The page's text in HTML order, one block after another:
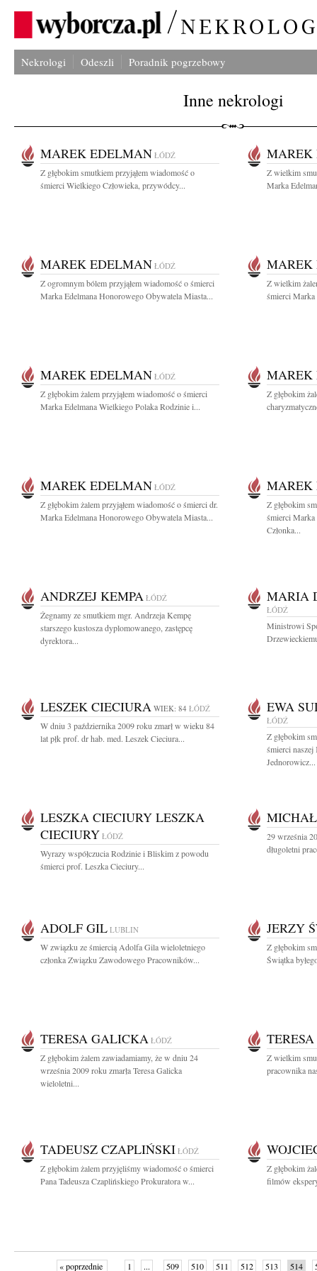
Nekrologi Odeszli Poradnik pogrzebowy
Inne nekrologi
MAREK EDELMAN ŁÓDŹ
Z głębokim smutkiem przyjąłem wiadomość o
śmierci Wielkiego Człowieka, przywódcy...
MAREK
Z wielkim
Marka
MAREK EDELMAN ŁÓDŹ
Z ogromnym bólem przyjąłem wiadomość o śmierci
Marka Edelmana Honorowego Obywatela Miasta...
MAREK
Z wielkim
śmierci Marka
MAREK EDELMAN ŁÓDŹ
Z głębokim żalem przyjąłem wiadomość o śmierci
Marka Edelmana Wielkiego Polaka Rodzinie i...
MAREK
Z głębokim
MAREK EDELMAN ŁÓDŹ
Z głębokim żalem przyjąłem wiadomość o śmierci dr.
Marka Edelmana Honorowego Obywatela Miasta...
MAREK
Z głębokim
śmierci Marka
Członka...
ANDRZEJ KEMPA ŁÓDŹ
Żegnamy ze smutkiem mgr. Andrzeja Kempę
starszego kustosza dyplomowanego, zastępcę
dyrektora...
MARIA
ŁÓDŹ
Ministrowi
LESZEK CIECIURA WIEK: 84 ŁÓDŹ
W dniu 3 października 2009 roku zmarł w wieku 84
lat płk prof. dr hab. med. Leszek Cieciura...
EWA
ŁÓDŹ
Z głębokim
śmierci
Jednorowicz...
LESZKA CIECIURY LESZKA
CIECIURY ŁÓDŹ
Wyrazy współczucia Rodzinie i Bliskim z powodu
śmierci prof. Leszka Cieciury...
29 września
długoletni
ADOLF GIL LUBLIN
W związku ze śmiercią Adolfa Gila wieloletniego
członka Związku Zawodowego Pracowników...
JERZY
Z głębokim
Świątka
TERESA GALICKA ŁÓDŹ
Z głębokim żalem zawiadamiamy, że w dniu 24
września 2009 roku zmarła Teresa Galicka
wieloletni...
Z wielkim
pracownika
TADEUSZ CZAPLIŃSKI ŁÓDŹ
Z głębokim żalem przyjęliśmy wiadomość o śmierci
Pana Tadeusza Czaplińskiego Prokuratora w...
Z głębokim
filmów
« poprzednie 1 ... 509 510 511 512 513 514